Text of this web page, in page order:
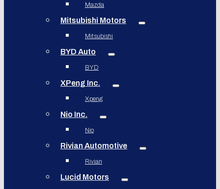
Mazda
Mitsubishi Motors
Mitsubishi
BYD Auto
BYD
XPeng Inc.
Xpeng
Nio Inc.
Nio
Rivian Automotive
Rivian
Lucid Motors